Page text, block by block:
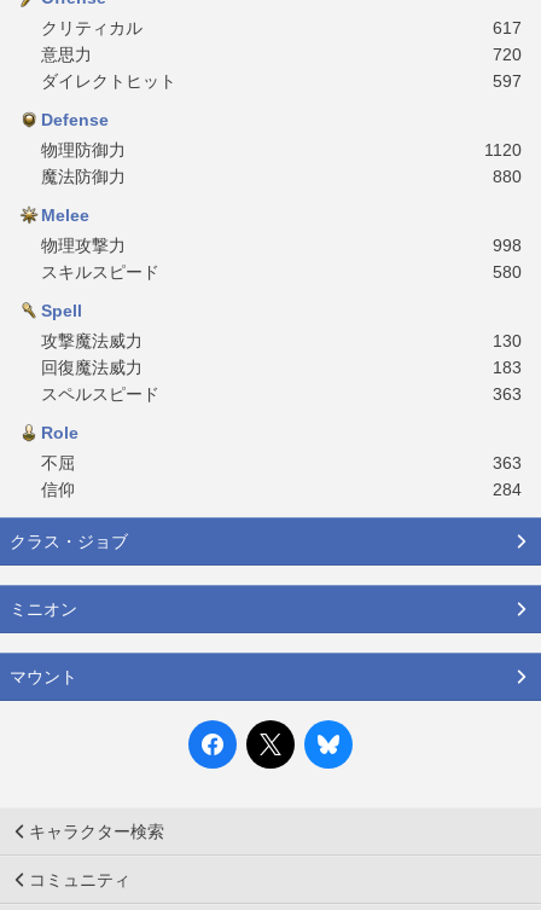
クリティカル
617
意思力
720
ダイレクトヒット
597
Defense
物理防御力
1120
魔法防御力
880
Melee
物理攻撃力
998
スキルスピード
580
Spell
攻撃魔法威力
130
回復魔法威力
183
スペルスピード
363
Role
不屈
363
信仰
284
クラス・ジョブ
ミニオン
マウント
キャラクター検索
コミュニティ